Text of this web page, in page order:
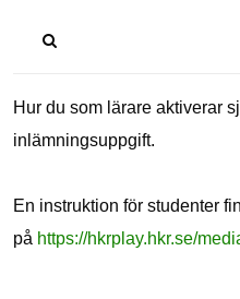
Hur du som lärare aktiverar
inlämningsuppgift.
En instruktion för studenter
på https://hkrplay.hkr.se/